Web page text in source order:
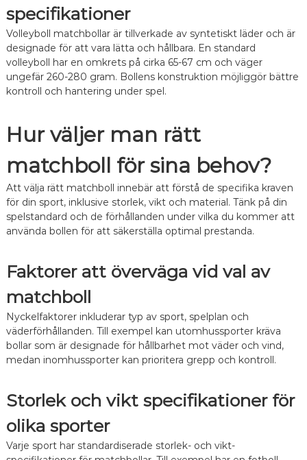
specifikationer
Volleyboll matchbollar är tillverkade av syntetiskt läder och är
designade för att vara lätta och hållbara. En standard
volleyboll har en omkrets på cirka 65-67 cm och väger
ungefär 260-280 gram. Bollens konstruktion möjliggör bättre
kontroll och hantering under spel.
Hur väljer man rätt
matchboll för sina behov?
Att välja rätt matchboll innebär att förstå de specifika kraven
för din sport, inklusive storlek, vikt och material. Tänk på din
spelstandard och de förhållanden under vilka du kommer att
använda bollen för att säkerställa optimal prestanda.
Faktorer att överväga vid val av
matchboll
Nyckelfaktorer inkluderar typ av sport, spelplan och
väderförhållanden. Till exempel kan utomhussporter kräva
bollar som är designade för hållbarhet mot väder och vind,
medan inomhussporter kan prioritera grepp och kontroll.
Storlek och vikt specifikationer för
olika sporter
Varje sport har standardiserade storlek- och vikt-